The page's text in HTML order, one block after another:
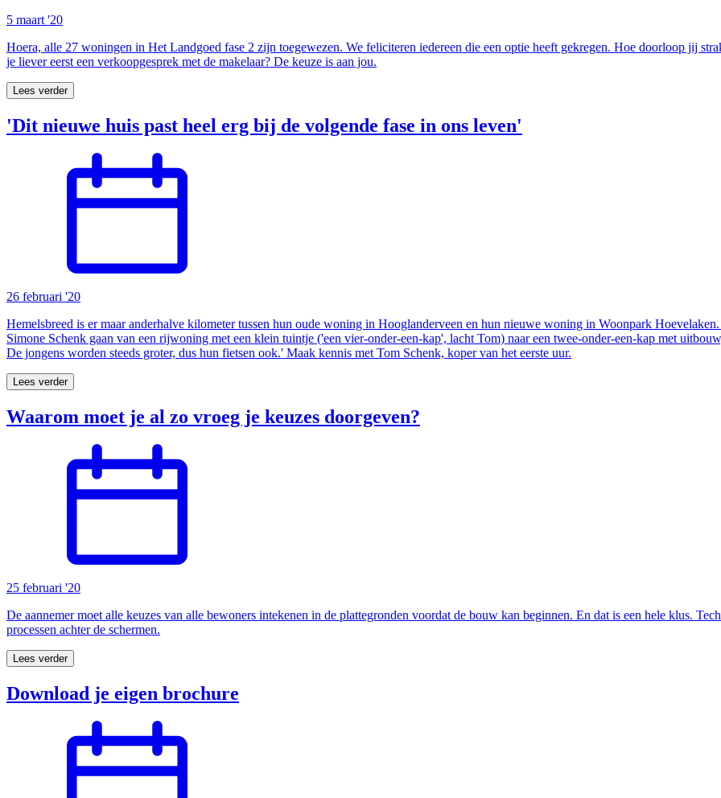
5 maart '20
Hoera, alle 27 woningen in Het Landgoed fase 2 zijn toegewezen. We feliciteren iedereen die een optie heeft gekregen. Hoe doorloop jij
je liever eerst een verkoopgesprek met de makelaar? De keuze is aan jou.
Lees verder
'Dit nieuwe huis past heel erg bij de volgende fase in ons leven'
26 februari '20
Hemelsbreed is er maar anderhalve kilometer tussen hun oude woning in Hooglanderveen en hun nieuwe woning in Woonpark
Simone Schenk gaan van een rijwoning met een klein tuintje ('een vier-onder-een-kap', lacht Tom) naar een twee-onder-een-kap met
De jongens worden steeds groter, dus hun fietsen ook.' Maak kennis met Tom Schenk, koper van het eerste uur.
Lees verder
Waarom moet je al zo vroeg je keuzes doorgeven?
25 februari '20
De aannemer moet alle keuzes van alle bewoners intekenen in de plattegronden voordat de bouw kan beginnen. En dat is een hele klus.
processen achter de schermen.
Lees verder
Download je eigen brochure